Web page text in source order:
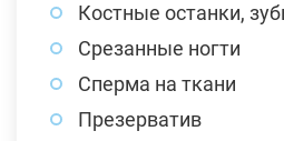
Костные останки,
Срезанные ногти
Сперма на ткани
Презерватив